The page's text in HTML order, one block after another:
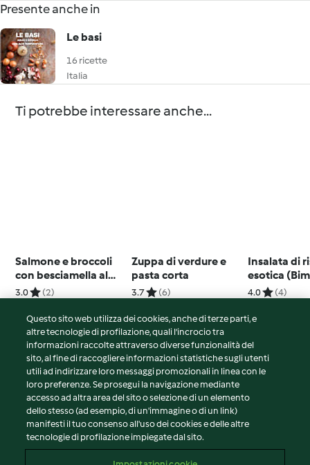
Presente anche in
Le basi
16 ricette
Italia
Ti potrebbe interessare anche...
Salmone e broccoli
con besciamella al
formaggio
3.0 (2)
Zuppa di verdure e
pasta corta
3.7 (6)
Insalata di
esotica
Friend)
4.0 (4)
© Copyright 2026
Termini del servizio
Informativa sulla privacy
Avvertenze generali
Note legali
Questo sito web utilizza dei cookies, anche di terze parti, e
altre tecnologie di profilazione, quali l’incrocio tra
informazioni raccolte attraverso diverse funzionalità del
sito, al fine di raccogliere informazioni statistiche sugli utenti
utili ad indirizzare loro messaggi promozionali in linea con le
loro preferenze. Se prosegui la navigazione mediante
accesso ad altra area del sito o selezione di un elemento
dello stesso (ad esempio, di un'immagine o di un link)
manifesti il tuo consenso all'uso dei cookies e delle altre
tecnologie di profilazione impiegate dal sito.